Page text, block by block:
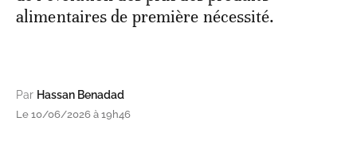
alimentaires de première nécessité.
Par Hassan Benadad
Le 10/06/2026 à 19h46